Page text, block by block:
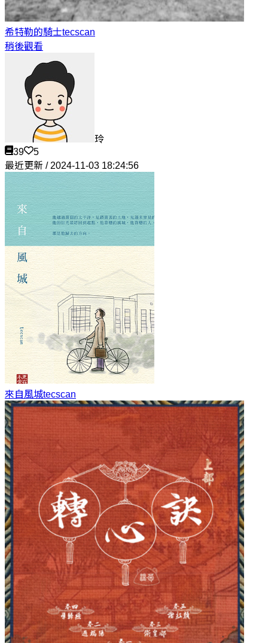
希特勒的騎士tecscan
稍後觀看
玲
39
5
最近更新 / 2024-11-03 18:24:56
來自風城tecscan